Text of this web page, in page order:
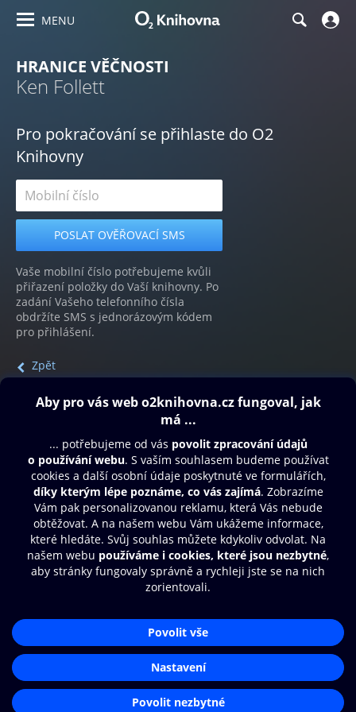
MENU
HRANICE VĚČNOSTI
Ken Follett
Pro pokračování se přihlaste do O2
Knihovny
Vaše mobilní číslo potřebujeme kvůli
přiřazení položky do Vaší knihovny. Po
zadání Vašeho telefonního čísla
obdržíte SMS s jednorázovým kódem
pro přihlášení.
Zpět
Obsah ke stažení
Moje O2 Knihovna
Další zábava
© O2 Czech Republic a.s.
Přístupnost
Zásady zpracování osobních údajů
Nastavení cookies
Aplikace O2 Knihovna
Čti a poslouchej své e-knihy a
audioknihy rychleji a pohodlněji.